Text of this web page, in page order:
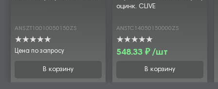
ANSZT10010050150ZS
Цена по запросу
В корзину
оцинк. CLIVE
ANSTC14050150000ZS
548.33 ₽ /шт
В корзину